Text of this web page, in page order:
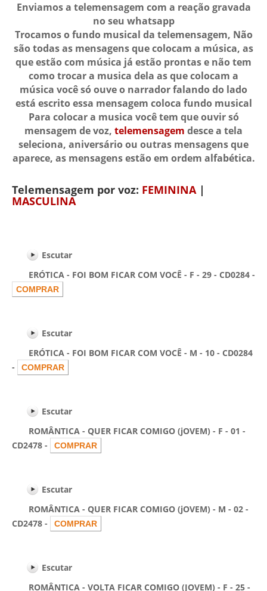
Enviamos a telemensagem com a reação gravada
no seu whatsapp
Trocamos o fundo musical da telemensagem, Não
são todas as mensagens que colocam a música, as
que estão com música já estão prontas e não tem
como trocar a musica dela as que colocam a
música você só ouve o narrador falando do lado
está escrito essa mensagem coloca fundo musical
Para colocar a musica você tem que ouvir só
mensagem de voz, telemensagem desce a tela
seleciona, aniversário ou outras mensagens que
aparece, as mensagens estão em ordem alfabética.
Telemensagem por voz: FEMININA|
MASCULINA
Escutar
ERÓTICA - FOI BOM FICAR COM VOCÊ - F - 29 - CD0284 -
Escutar
ERÓTICA - FOI BOM FICAR COM VOCÊ - M - 10 - CD0284
-
Escutar
ROMÂNTICA - QUER FICAR COMIGO (jOVEM) - F - 01 -
CD2478 -
Escutar
ROMÂNTICA - QUER FICAR COMIGO (jOVEM) - M - 02 -
CD2478 -
Escutar
ROMÂNTICA - VOLTA FICAR COMIGO (JOVEM) - F - 25 -